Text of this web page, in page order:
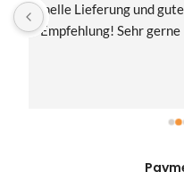
Toller Shop, Top
Hammer war der
Samstag geliefert!